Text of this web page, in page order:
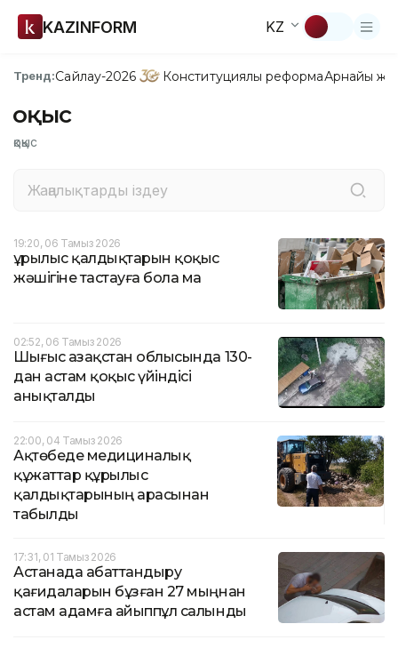
KAZINFORM KZ
Тренд:Сайлау-2026 Конституциялық реформаАрнайы
Қоқыс
қоқыс
19:20, 06 Тамыз 2026
Құрылыс қалдықтарын қоқыс
жәшігіне тастауға бола ма
02:52, 06 Тамыз 2026
Шығыс Қазақстан облысында 130-
дан астам қоқыс үйіндісі
анықталды
22:00, 04 Тамыз 2026
Ақтөбеде медициналық
құжаттар құрылыс
қалдықтарының арасынан
табылды
17:31, 01 Тамыз 2026
Астанада абаттандыру
қағидаларын бұзған 27 мыңнан
астам адамға айыппұл салынды